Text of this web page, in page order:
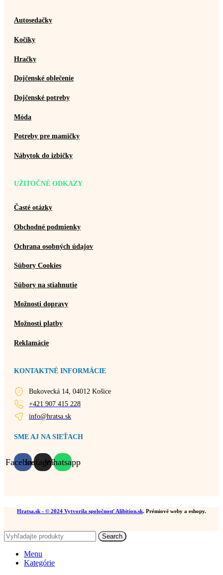
Autosedačky
Kočíky
Hračky
Dojčenské oblečenie
Dojčenské potreby
Móda
Potreby pre mamičky
Nábytok do izbičky
UŽITOČNÉ ODKAZY
Časté otázky
Obchodné podmienky
Ochrana osobných údajov
Súbory Cookies
Súbory na stiahnutie
Možnosti dopravy
Možnosti platby
Reklamácie
KONTAKTNÉ INFORMÁCIE
Bukovecká 14, 04012 Košice
+421 907 415 228
info@hratsa.sk
SME AJ NA SIEŤACH
FacebookInstagramWhatsapp
Hratsa.sk - © 2024 Vytvorila spoločnosť Alibition.sk. Prémiové weby a eshopy.
Search
Menu
Kategórie